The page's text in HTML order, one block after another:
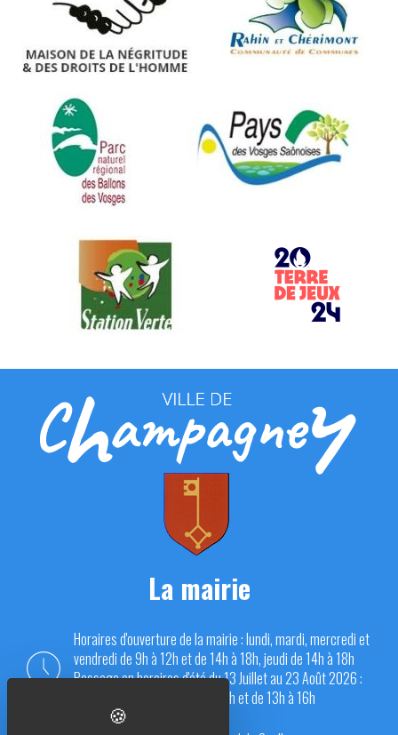
La mairie
Horaires d'ouverture de la mairie : lundi, mardi, mercredi et
vendredi de 9h à 12h et de 14h à 18h, jeudi de 14h à 18h
Passage en horaires d'été du 13 Juillet au 23 Août 2026 :
du lundi au vendredi de 9h à 12h et de 13h à 16h